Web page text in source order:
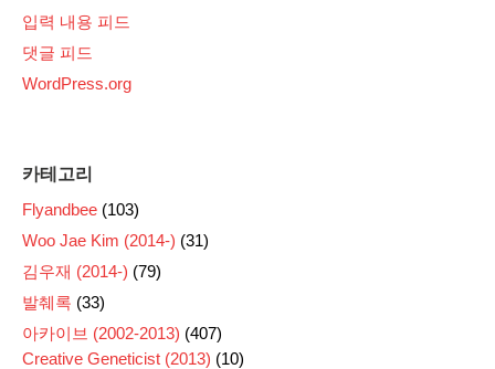
입력 내용 피드
댓글 피드
WordPress.org
카테고리
Flyandbee (103)
Woo Jae Kim (2014-) (31)
김우재 (2014-) (79)
발췌록 (33)
아카이브 (2002-2013) (407)
Creative Geneticist (2013) (10)